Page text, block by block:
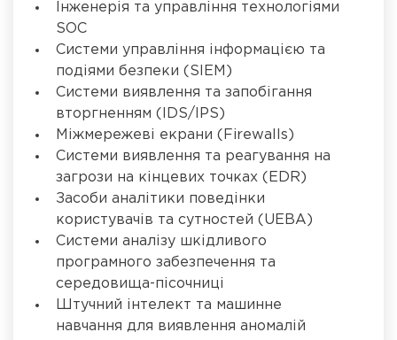
Інженерія та управління технологіями
SOC
Системи управління інформацією та
подіями безпеки (SIEM)
Системи виявлення та запобігання
вторгненням (IDS/IPS)
Міжмережеві екрани (Firewalls)
Системи виявлення та реагування на
загрози на кінцевих точках (EDR)
Засоби аналітики поведінки
користувачів та сутностей (UEBA)
Системи аналізу шкідливого
програмного забезпечення та
середовища-пісочниці
Штучний інтелект та машинне
навчання для виявлення аномалій